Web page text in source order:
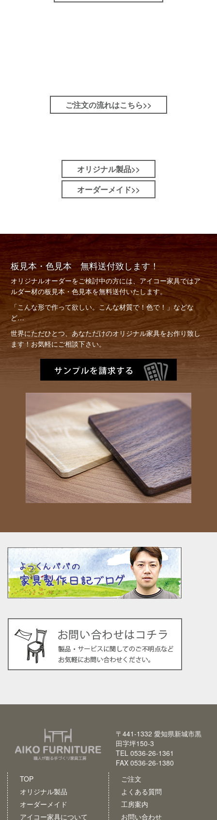
ご注文の流れはこちら>>
オリジナル製品>>
オーダーメイド>>
板見本・色見本 無料送付致します！
オリジナルオーダーをご検討中の方には、アイコー家具ではア
ルダー材の板見本・色見本を無料送付いたします。
「こんな形で作って欲しい。こんな材質で！色で！」などな
ど…
世界にただひとつ、あなただけのオリジナル家具をお作り致し
ます！お気軽にご相談下さい。
〒441-1332 愛知県新城市黒
田字坪150-3
TEL 0536-26-1361
FAX 0536-26-1380
TOP
オリジナル製品
オーダーメイド
アイコー家具について
ご注文
よくある質問
工房案内
お問い合わせ